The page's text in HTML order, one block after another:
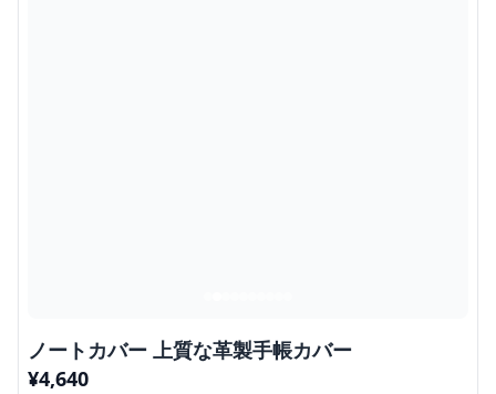
ノートカバー 上質な革製手帳カバー
¥4,640